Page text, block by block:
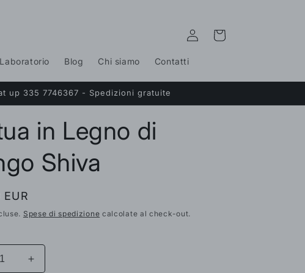
Laboratorio Blog Chi siamo Contatti
Accedi Carrello
up 335 7746367 - Spedizioni gratuite
in Legno di
Shiva
Spese di spedizione calcolate al check-out.
Aumenta